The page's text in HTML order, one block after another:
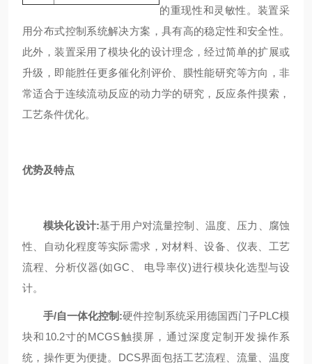
的重现性和灵敏性。装置采
用分布式控制系统解决方案，具有高的稳定性和安全性。
此外，装置采用了模块化的设计理念，经过简单的扩展或
升级，即能胜任更多催化剂评价、膜性能研究等方向，非
常适合于连续流动反应的动力学的研究，反应条件摸索，
工艺条件优化。
优势及特点
模块化设计:基于用户对流量控制、温度、压力、腐蚀
性、自动化程度等实际需求，对材料、设备、仪表、工艺
流程、分析仪器(如GC、 电导率仪)进行模块化选型与设
计。
手/自一体化控制:硬件控制系统采用德国西门子PLC模
块和10.2寸的MCGS触摸屏，通过深度定制开发操作系
统，操作更为便捷。DCS界面包括工艺流程、流量、温度